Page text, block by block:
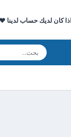
كان لديك حساب